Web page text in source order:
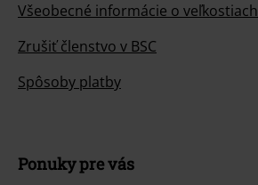
Všeobecné informácie o veľkostiach
Zrušiť členstvo v BSC
Spôsoby platby
Ponuky pre vás